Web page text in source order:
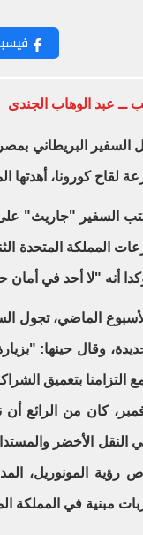
ــ عبد الوهاب الجندى
لقاح كورونا،
السفير "جاريث" على
المملكة المتحدة
أنه "لا أحد في أمان
الماضي، تجول
التزامنا بتعميق
كان من الرائع
النقل الأخضر
رؤية المونوريل،
مبنية في المملكة